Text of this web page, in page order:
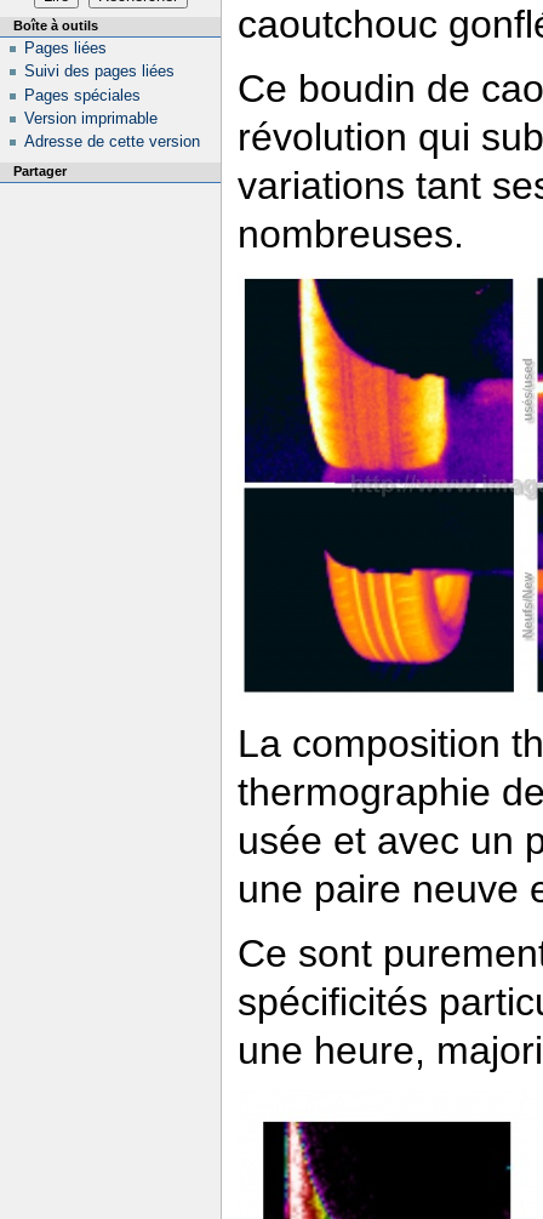
caoutchouc
Ce boudin de
révolution qui
variations tant
nombreuses.
La composition
thermographie
usée et avec un
une paire neuve
Ce sont
spécificités
une heure,
Boîte à outils
Pages liées
Suivi des pages liées
Pages spéciales
Version imprimable
Adresse de cette version
Partager